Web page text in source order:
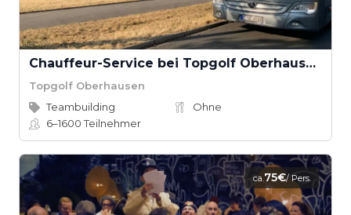
Chauffeur-Service bei Topgolf Oberhausen
Topgolf Oberhausen
Teambuilding
Ohne
6–1600Teilnehmer
ca.75€/ Pers.